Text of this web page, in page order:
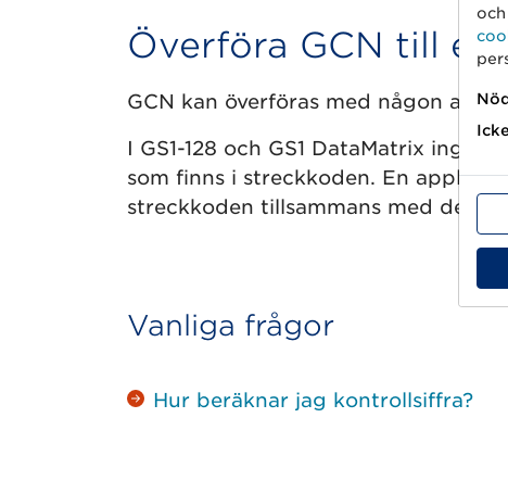
Överföra GCN till
GCN kan överföras med någon av
I GS1-128 och GS1 DataMatrix ingår
som finns i streckkoden. En
streckkoden tillsammans med den
Vanliga frågor
Hur beräknar jag kontrollsiffra?